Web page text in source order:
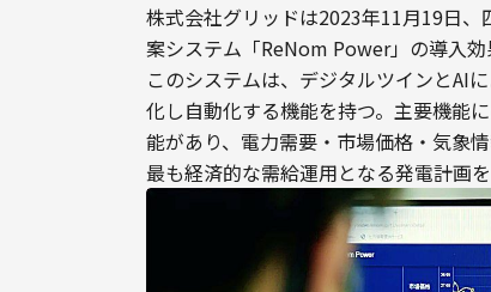
株式会社グリッドは2023年11月19日
案システム「ReNom Power」の導入効
このシステムは、デジタルツインとAI
化し自動化する機能を持つ。主要機能
能があり、電力需要・市場価格・気象
最も経済的な需給運用となる発電計画